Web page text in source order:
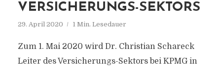
VERSICHERUNGS-SEKTORS
29. April 2020 1 Min. Lesedauer
Zum 1. Mai 2020 wird Dr. Christian Schareck
Leiter des Versicherungs-Sektors bei KPMG in